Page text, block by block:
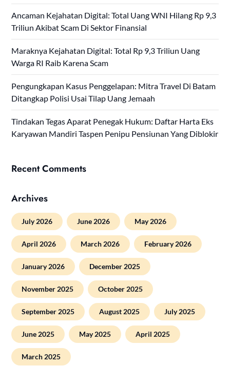
Ancaman Kejahatan Digital: Total Uang WNI Hilang Rp 9,3
Triliun Akibat Scam Di Sektor Finansial
Maraknya Kejahatan Digital: Total Rp 9,3 Triliun Uang
Warga RI Raib Karena Scam
Pengungkapan Kasus Penggelapan: Mitra Travel Di Batam
Ditangkap Polisi Usai Tilap Uang Jemaah
Tindakan Tegas Aparat Penegak Hukum: Daftar Harta Eks
Karyawan Mandiri Taspen Penipu Pensiunan Yang Diblokir
Recent Comments
Archives
July 2026 June 2026 May 2026
April 2026 March 2026 February 2026
January 2026 December 2025
November 2025 October 2025
September 2025 August 2025 July 2025
June 2025 May 2025 April 2025
March 2025